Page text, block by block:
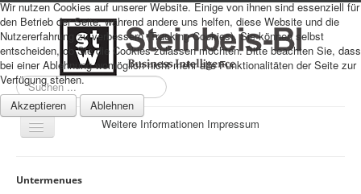
Suchen
...
Navigation
an/aus
Untermenues
Wir nutzen Cookies auf unserer Website. Einige von ihnen sind essenziell für
den Betrieb der Seite, während andere uns helfen, diese Website und die
Nutzererfahrung zu verbessern (Tracking Cookies). Sie können selbst
entscheiden, ob Sie die Cookies zulassen möchten. Bitte beachten Sie, dass
bei einer Ablehnung womöglich nicht mehr alle Funktionalitäten der Seite zur
Verfügung stehen.
Akzeptieren
Ablehnen
Weitere Informationen Impressum